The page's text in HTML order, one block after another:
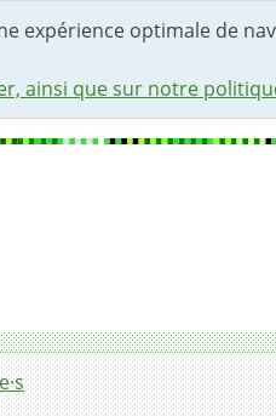
expérience optimale de
ainsi que sur notre